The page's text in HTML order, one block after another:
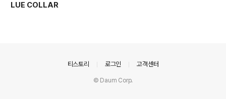
LUE COLLAR
티스토리 로그인 고객센터
© Daum Corp.